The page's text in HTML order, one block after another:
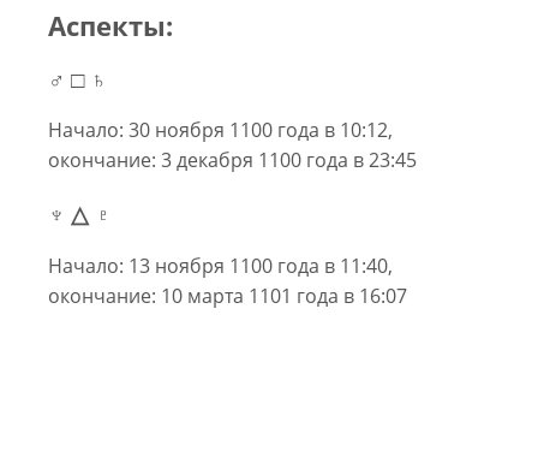
Аспекты:
♂ □ ♄
Начало: 30 ноября 1100 года в 10:12,
окончание: 3 декабря 1100 года в 23:45
♆ △ ♇
Начало: 13 ноября 1100 года в 11:40,
окончание: 10 марта 1101 года в 16:07